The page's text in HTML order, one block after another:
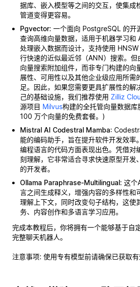
据库、嵌入模型等之间的交互，使集成
管道变得更容易。
Pgvector: 一个面向 PostgreSQL 的开
查询高维向量数据，适用于机器学习和
处理嵌入数据而设计，支持使用
行快速的近似最近邻（ANN）搜索。但
向量搜索附加组件，而非专门构建的向
展性、可用性以及其他企业级应用所需
足。因此，如果您需要更具扩展性的解
己的基础设施，我们推荐使用 Zilliz
源项目 Milvus构建的全托管向量数据
100 万个向量的免费套餐。)
Mistral AI Codestral Mamba:
能的编码助手，旨在提升软件开发效率
编程语言的代码方面表现出色。凭借对
刻理解，它非常适合寻求快速原型开发
的开发者。
Ollama Paraphrase-Multilingual: 这个
言之间生成释义，增强内容的多样性和
理解上下文，同时改变句子结构，这使
务、内容创作和多语言学习应用。
完成本教程后，你将拥有一个能够基于自
完整聊天机器人。
注意事项: 使用专有模型前请确保已获取有